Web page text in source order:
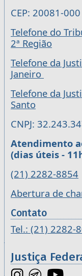
CEP: 20081-000
Telefone do
2ª Região
Telefone da
Janeiro
Telefone da
Santo
CNPJ:
Atendimento
(dias úteis -
(21) 2282-8854
Abertura de
Contato
Tel.: (21) 2282-
Justiça